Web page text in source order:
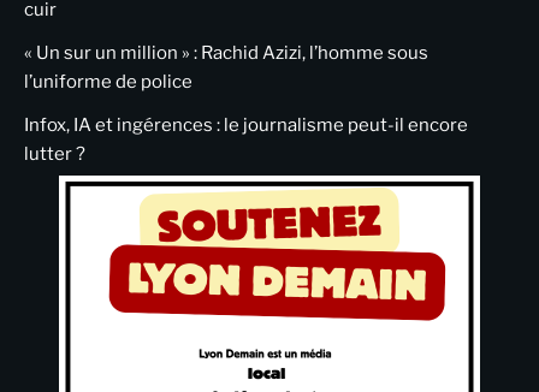
cuir
« Un sur un million » : Rachid Azizi, l’homme sous
l’uniforme de police
Infox, IA et ingérences : le journalisme peut-il encore
lutter ?